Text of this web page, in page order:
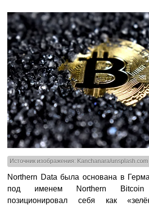
Источник изображения: Kanchanara/unsplash.com
Northern Data была основана в
под именем Northern
позиционировал себя как